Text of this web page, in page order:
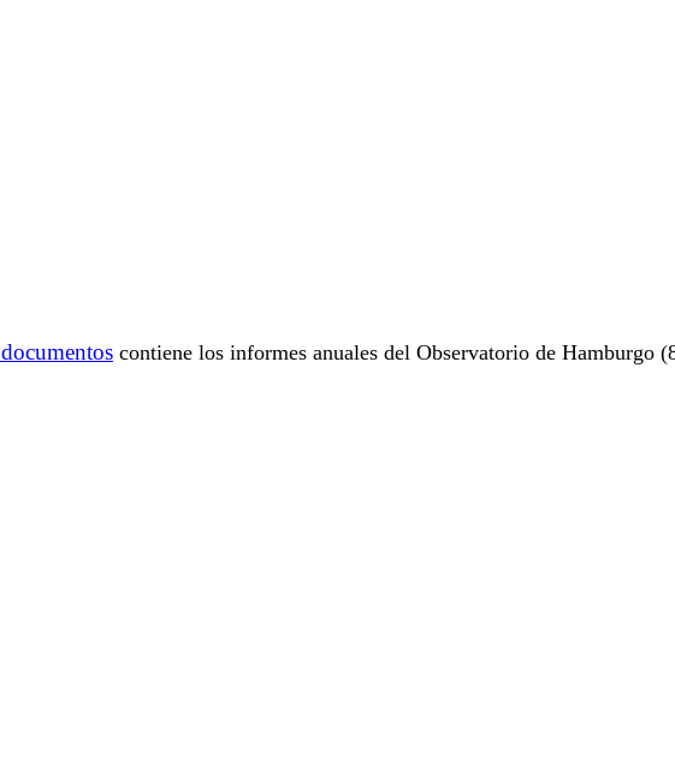
documentos contiene los informes anuales del Observatorio de Hamburgo